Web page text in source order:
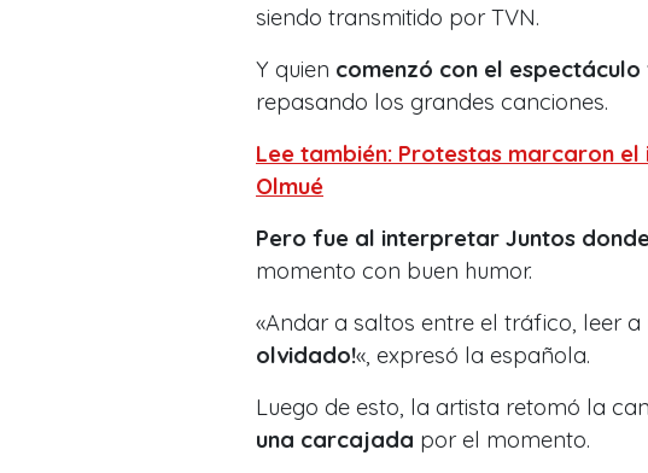
siendo transmitido por TVN.
Y quien comenzó con el
repasando los grandes canciones.
Lee también: Protestas marcaron
Olmué
Pero fue al interpretar Juntos
momento con buen humor.
«Andar a saltos entre el tráfico, leer
olvidado!«, expresó la española.
Luego de esto, la artista retomó la
una carcajada por el momento.